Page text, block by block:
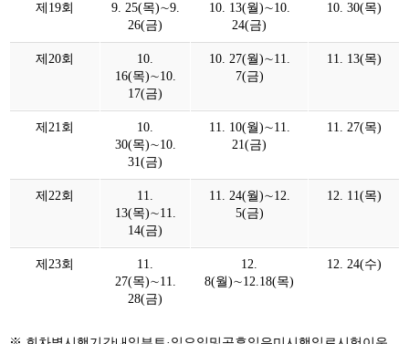
제19회
9. 25(목)∼9.
26(금)
10. 13(월)∼10.
24(금)
10. 30(목)
제20회
10.
16(목)∼10.
17(금)
10. 27(월)∼11.
7(금)
11. 13(목)
제21회
10.
30(목)∼10.
31(금)
11. 10(월)∼11.
21(금)
11. 27(목)
제22회
11.
13(목)∼11.
14(금)
11. 24(월)∼12.
5(금)
12. 11(목)
제23회
11.
27(목)∼11.
28(금)
12.
8(월)∼12.18(목)
12. 24(수)